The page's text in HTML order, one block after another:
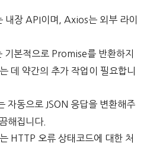
내장 API이며, Axios는 외부 라이
기본적으로 Promise를 반환하지
데 약간의 추가 작업이 필요합니
자동으로 JSON 응답을 변환해주
해집니다.
HTTP 오류 상태코드에 대한 처